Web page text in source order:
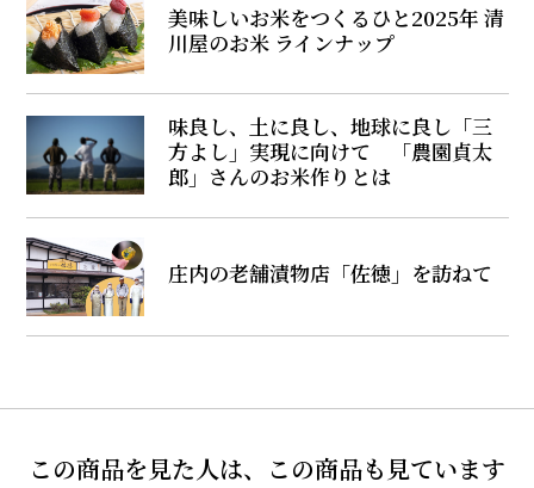
美味しいお米をつくるひと――2025年 清
川屋のお米 ラインナップ
味良し、土に良し、地球に良し――「三
方よし」実現に向けて 「農園貞太
郎」さんのお米作りとは
庄内の老舗漬物店「佐徳」を訪ねて
この商品を見た人は、この商品も見ています